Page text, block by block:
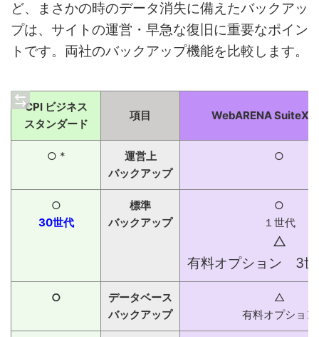
ど、まさかの時のデータ消失に備えたバックアッ
プは、サイトの運営・早急な復旧に重要なポイン
トです。両社のバックアップ機能を比較します。
CPI ビジネス
スタンダード
項目 WebARENA SuiteX
○ *
運営上
バックアップ
○
○
30世代
標準
バックアップ
○
１世代
△
有料オプション 3
○
データベース
バックアップ
△
有料オプション